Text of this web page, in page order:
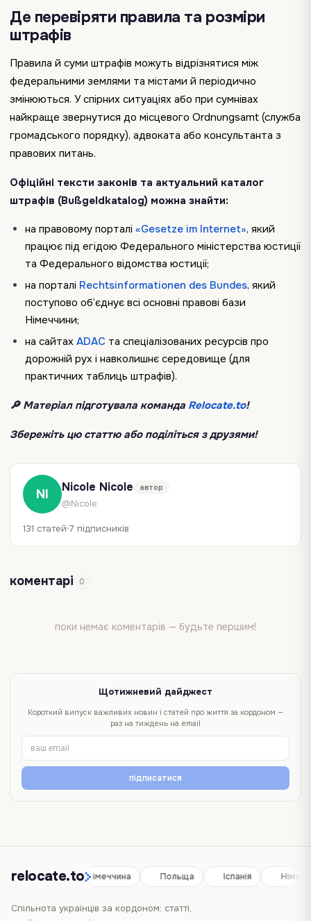
Де перевіряти правила та розміри
штрафів
Правила й суми штрафів можуть відрізнятися між
федеральними землями та містами й періодично
змінюються. У спірних ситуаціях або при сумнівах
найкраще звернутися до місцевого Ordnungsamt (служба
громадського порядку), адвоката або консультанта з
правових питань.
Офіційні тексти законів та актуальний каталог
штрафів (Bußgeldkatalog) можна знайти:
на правовому порталі «Gesetze im Internet», який
працює під егідою Федерального міністерства юстиції
та Федерального відомства юстиції;
на порталі Rechtsinformationen des Bundes, який
поступово об’єднує всі основні правові бази
Німеччини;
на сайтах ADAC та спеціалізованих ресурсів про
дорожній рух і навколишнє середовище (для
практичних таблиць штрафів).
🔎 Матеріал підготувала команда Relocate.to!
Збережіть цю статтю або поділіться з друзями!
NI Nicole Nicole автор
@Nicole
131 статей 7 підписників
коментарі 0
поки немає коментарів — будьте першим!
Щотижневий дайджест
Короткий випуск важливих новин і статей про життя за кордоном —
раз на тиждень на email
підписатися
relocate.to
Іспанія Німеччина Польща Іспанія
Спільнота українців за кордоном: статті,